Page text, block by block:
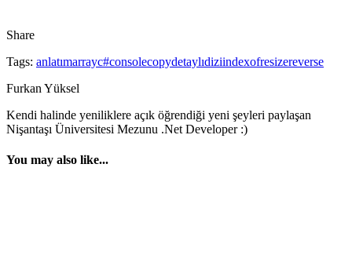
Share
Tags: anlatımarrayc#consolecopydetaylıdiziindexofresizereverse
Furkan Yüksel
Kendi halinde yeniliklere açık öğrendiği yeni şeyleri paylaşan
Nişantaşı Üniversitesi Mezunu .Net Developer :)
You may also like...